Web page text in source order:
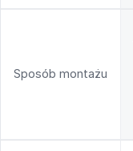
Sposób montażu